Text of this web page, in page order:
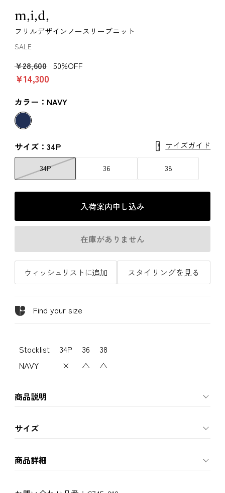
m,i,d,
フリルデザインノースリーブニット
SALE
￥28,600 50%OFF
￥14,300
カラー：NAVY
サイズ：34P サイズガイド
34P 36 38
入荷案内申し込み
在庫がありません
ウィッシュリストに追加 スタイリングを見る
Find your size
Stocklist 34P 36
38
NAVY
× △ △
商品説明
サイズ
商品詳細